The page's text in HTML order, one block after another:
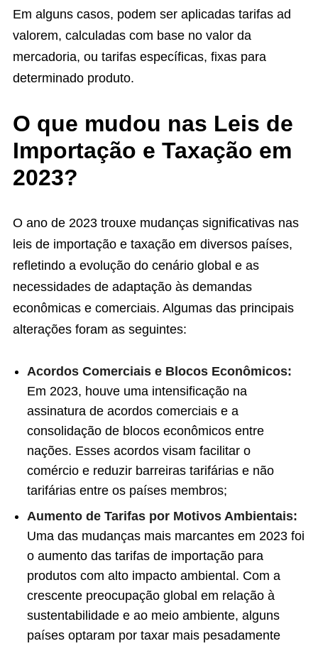
Em alguns casos, podem ser aplicadas tarifas ad
valorem, calculadas com base no valor da
mercadoria, ou tarifas específicas, fixas para
determinado produto.
O que mudou nas Leis de
Importação e Taxação em
2023?
O ano de 2023 trouxe mudanças significativas nas
leis de importação e taxação em diversos países,
refletindo a evolução do cenário global e as
necessidades de adaptação às demandas
econômicas e comerciais. Algumas das principais
alterações foram as seguintes:
Acordos Comerciais e Blocos Econômicos:
Em 2023, houve uma intensificação na
assinatura de acordos comerciais e a
consolidação de blocos econômicos entre
nações. Esses acordos visam facilitar o
comércio e reduzir barreiras tarifárias e não
tarifárias entre os países membros;
Aumento de Tarifas por Motivos Ambientais:
Uma das mudanças mais marcantes em 2023 foi
o aumento das tarifas de importação para
produtos com alto impacto ambiental. Com a
crescente preocupação global em relação à
sustentabilidade e ao meio ambiente, alguns
países optaram por taxar mais pesadamente